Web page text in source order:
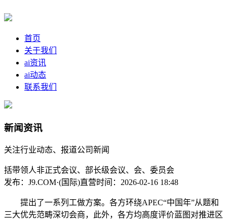
首页
关于我们
ai资讯
ai动态
联系我们
新闻资讯
关注行业动态、报道公司新闻
括带领人非正式会议、部长级会议、会、委员会
发布：J9.COM·(国际)直营时间：2026-02-16 18:48
提出了一系列工做方案。各方环绕APEC“中国年”从题和
三大优先范畴深切会商，此外，各方均高度评价蓝图对推进区